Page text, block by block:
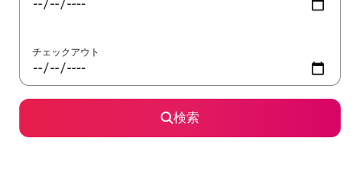
チェックアウト
検索